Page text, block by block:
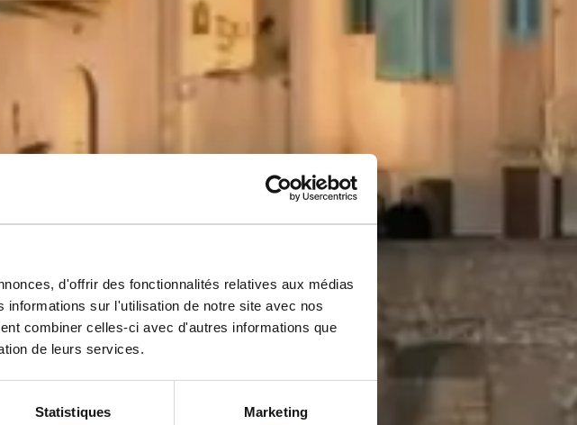
d'offrir des fonctionnalités relatives aux médias
sur l'utilisation de notre site avec nos
combiner celles-ci avec d'autres informations que
de leurs services.
Statistiques Marketing